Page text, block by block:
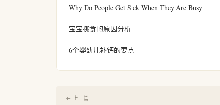
Why Do People Get Sick When They Are Busy
宝宝挑食的原因分析
6个婴幼儿补钙的要点
← 上一篇